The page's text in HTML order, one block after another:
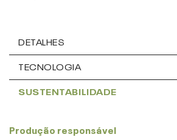
DETALHES
TECNOLOGIA
SUSTENTABILIDADE
Produção responsável